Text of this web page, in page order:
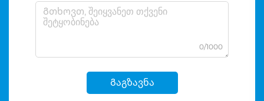
0/1000
Გაგზავნა